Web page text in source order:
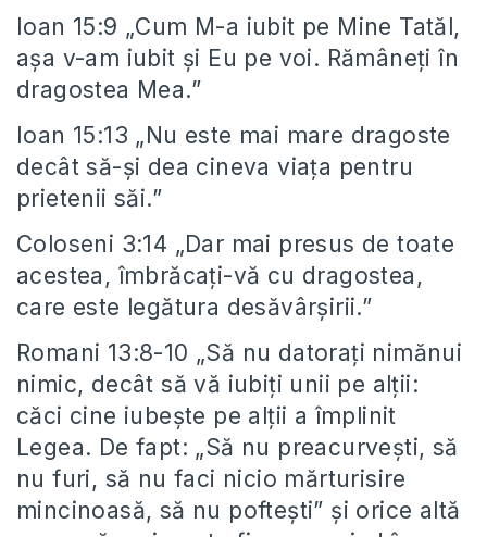
Ioan 15:9 „Cum M-a iubit pe Mine Tatăl,
aşa v-am iubit şi Eu pe voi. Rămâneţi în
dragostea Mea.”
Ioan 15:13 „Nu este mai mare dragoste
decât să-şi dea cineva viaţa pentru
prietenii săi.”
Coloseni 3:14 „Dar mai presus de toate
acestea, îmbrăcaţi-vă cu dragostea,
care este legătura desăvârşirii.”
Romani 13:8-10 „Să nu datoraţi nimănui
nimic, decât să vă iubiţi unii pe alţii:
căci cine iubeşte pe alţii a împlinit
Legea. De fapt: „Să nu preacurveşti, să
nu furi, să nu faci nicio mărturisire
mincinoasă, să nu pofteşti” şi orice altă